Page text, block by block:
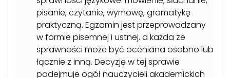
pisanie, czytanie, wymowę, gramatykę
praktyczną. Egzamin jest przeprowadzany
w formie pisemnej i ustnej, a każda ze
sprawności może być oceniana osobno lub
łącznie z inną. Decyzję w tej sprawie
podejmuje ogół nauczycieli akademickich